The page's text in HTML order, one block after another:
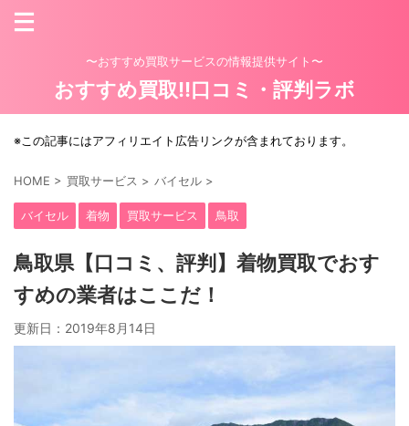
〜おすすめ買取サービスの情報提供サイト〜
おすすめ買取!!口コミ・評判ラボ
※この記事にはアフィリエイト広告リンクが含まれております。
HOME > 買取サービス > バイセル >
バイセル 着物 買取サービス 鳥取
鳥取県【口コミ、評判】着物買取でおす
すめの業者はここだ！
更新日： 2019年8月14日